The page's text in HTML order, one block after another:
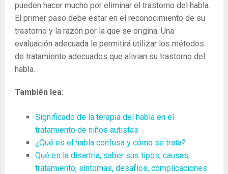
pueden hacer mucho por eliminar el trastorno del habla.
El primer paso debe estar en el reconocimiento de su
trastorno y la razón por la que se origina. Una
evaluación adecuada le permitirá utilizar los métodos
de tratamiento adecuados que alivian su trastorno del
habla.
También lea:
Significado de la terapia del habla en el
tratamiento de niños autistas
¿Qué es el habla confusa y cómo se trata?
Qué es la disartria, saber sus tipos, causas,
tratamiento, síntomas, desafíos, complicaciones